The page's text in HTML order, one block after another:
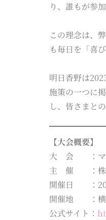
り、誰もが参
この理念は、
も毎日を「喜
明日香野は
施策の一つに
し、皆さまと
【大会概要】
大 会 ：マッ
主 催 ：株式
開催日 ：
開催地 ：横須
公式サイト：